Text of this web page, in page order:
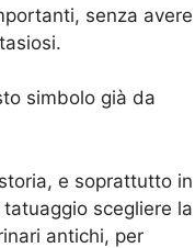
senza avere
simbolo già da
e soprattutto in
scegliere la
antichi, per